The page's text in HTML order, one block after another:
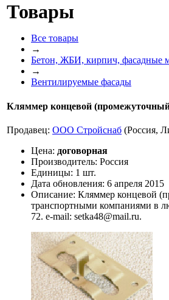
Товары
Все товары
→
Бетон, ЖБИ, кирпич, фасадные
→
Вентилируемые фасады
Кляммер концевой
Продавец: ООО Стройснаб (Россия,
Цена: договорная
Производитель: Россия
Единицы: 1 шт.
Дата обновления: 6 апреля 2015
Описание: Кляммер концевой
транспортными компаниями в
72. e-mail: setka48@mail.ru.